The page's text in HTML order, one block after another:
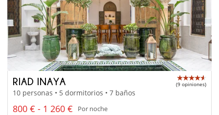
RIAD INAYA (9 opiniones)
10 personas • 5 dormitorios • 7 baños
800 € - 1 260 €
Por noche